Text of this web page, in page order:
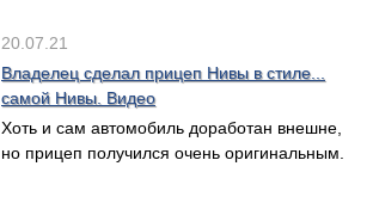
20.07.21
Владелец сделал прицеп Нивы в стиле...
самой Нивы. Видео
Хоть и сам автомобиль доработан внешне,
но прицеп получился очень оригинальным.